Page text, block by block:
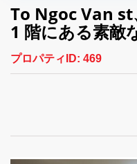
To Ngoc Van
1 階にある素敵
プロパティID: 469